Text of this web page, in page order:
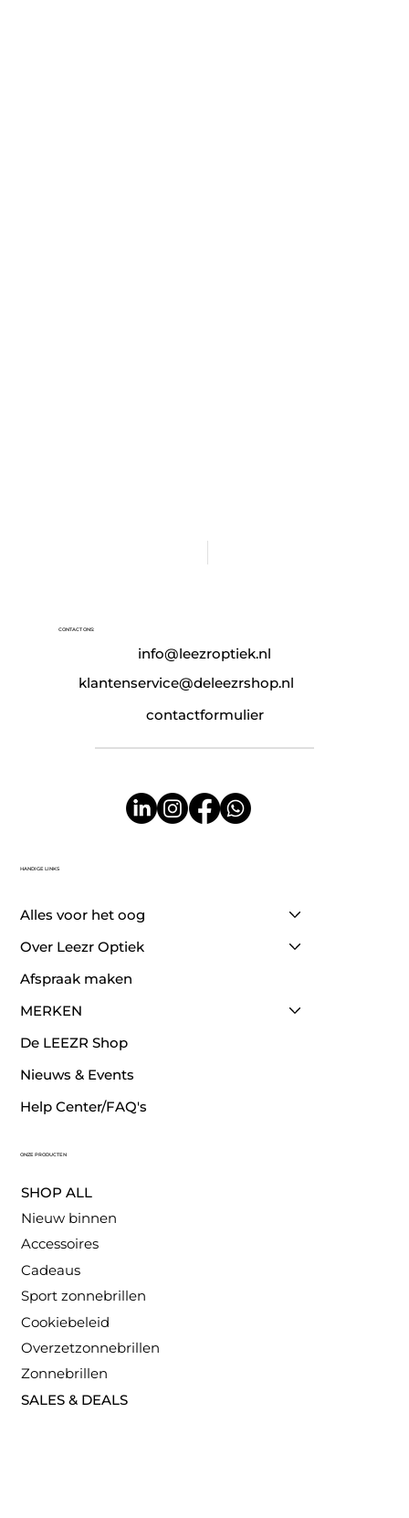
CONTACT ONS:
info@leezroptiek.nl
klantenservice@deleezrshop.nl
contactformulier
HANDIGE LINKS
Alles voor het oog
Over Leezr Optiek
Afspraak maken
MERKEN
De LEEZR Shop
Nieuws & Events
Help Center/FAQ's
ONZE PRODUCTEN
SHOP ALL
Nieuw binnen
Accessoires
Cadeaus
Sport zonnebrillen
Cookiebeleid
Overzetzonnebrillen
Zonnebrillen
SALES & DEALS